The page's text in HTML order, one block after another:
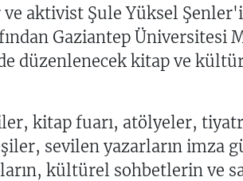
ve aktivist Şule Yüksel
Gaziantep Üniversitesi
düzenlenecek kitap ve
kitap fuarı, atölyeler,
sevilen yazarların imza
kültürel sohbetlerin ve